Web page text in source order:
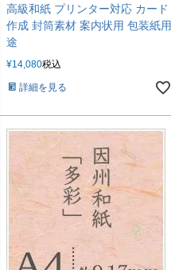
高級和紙 プリンター対応 カード
作成 封筒素材 案内状用 包装紙用
途
¥14,080税込
詳細を見る